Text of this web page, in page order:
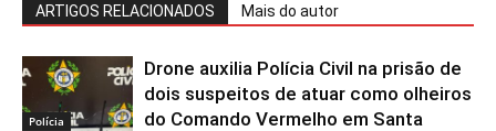
ARTIGOS RELACIONADOS Mais do autor
Polícia
Drone auxilia Polícia Civil na prisão de
dois suspeitos de atuar como olheiros
do Comando Vermelho em Santa